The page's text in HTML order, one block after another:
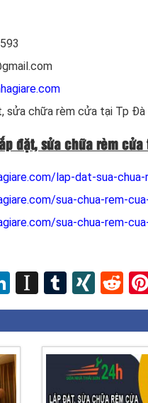
sửa chữa rèm cửa tại Tp Đà
đặt, sửa chữa rèm cửa
lap-dat-sua-
sua-chua-rem-
sua-chua-rem-
LinkedIn
Instapaper
Tumblr
XING